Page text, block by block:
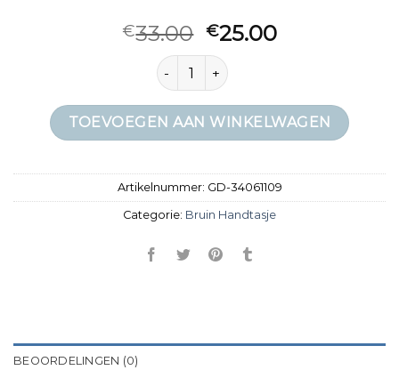
€33.00 €25.00
bruin handtasje aantal
TOEVOEGEN AAN WINKELWAGEN
Artikelnummer: GD-34061109
Categorie: Bruin Handtasje
BEOORDELINGEN (0)